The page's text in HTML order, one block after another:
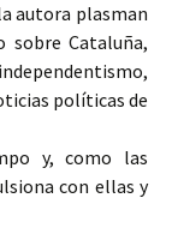
autora plasman
Cataluña,
políticas de
y, como las
con ellas y